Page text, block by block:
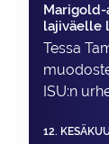
lajiväelle
Tessa
ISU:n
12.